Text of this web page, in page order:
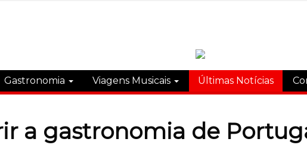
Gastronomia Viagens Musicais Últimas Notícias
a gastronomia de